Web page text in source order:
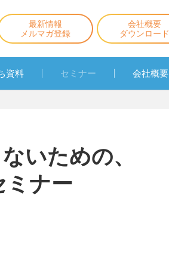
最新情報
メルマガ登録
会社概要
ダウンロード
資料 セミナー 会社概要
いための、
ミナー